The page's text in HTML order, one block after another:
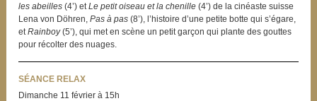
les abeilles(4’) et Le petit oiseau et la chenille(4’) de la cinéaste suisse
Lena von Döhren, Pas à pas(8’), l’histoire d’une petite botte qui s’égare,
et Rainboy(5’), qui met en scène un petit garçon qui plante des gouttes
pour récolter des nuages.
SÉANCE RELAX
Dimanche 11 février à 15h